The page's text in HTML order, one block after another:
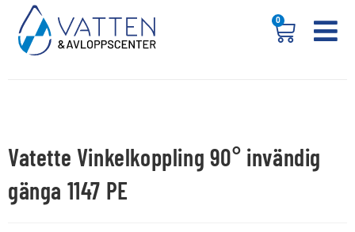
0
Vatette Vinkelkoppling 90° invändig
gänga 1147 PE